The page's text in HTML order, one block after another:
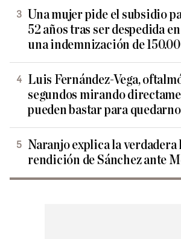
Una mujer pide el subsidio
52 años tras ser despedida
una indemnización de
Luis Fernández-Vega,
segundos mirando
pueden bastar para
Naranjo explica la
rendición de Sánchez ante